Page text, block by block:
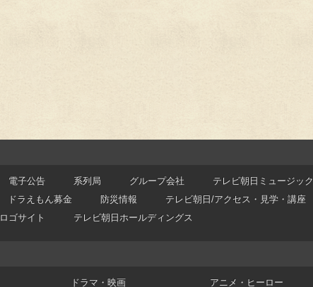
電子公告 系列局 グループ会社 テレビ朝日ミュージック
ドラえもん募金 防災情報 テレビ朝日/アクセス・見学・講座
ロゴサイト テレビ朝日ホールディングス
ドラマ・映画 アニメ・ヒーロー